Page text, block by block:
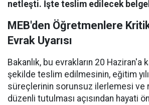
netleşti. İşte teslim edilecek
MEB'den Öğretmenlere
Evrak Uyarısı
Bakanlık, bu evrakların 20
şekilde teslim edilmesinin, eğitim
süreçlerinin sorunsuz ilerlemesi ve
düzenli tutulması açısından hayati